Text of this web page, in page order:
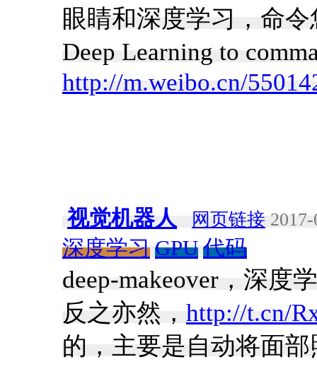
眼睛和深度学习，命令
Deep Learning to
http://m.weibo.cn/
视觉机器人 网页链接
深度学习 GPU 代码
deep-makeover，深度
反之亦然， http://t.cn/
的，主要是自动将面